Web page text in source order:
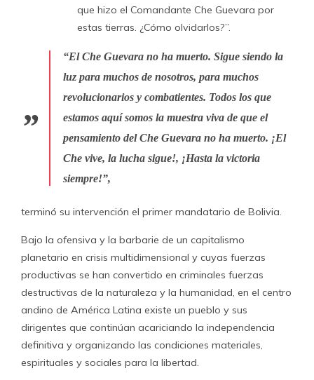
que hizo el Comandante Che Guevara por
estas tierras. ¿Cómo olvidarlos?”.
“El Che Guevara no ha muerto. Sigue siendo la
luz para muchos de nosotros, para muchos
revolucionarios y combatientes. Todos los que
estamos aquí somos la muestra viva de que el
pensamiento del Che Guevara no ha muerto. ¡El
Che vive, la lucha sigue!, ¡Hasta la victoria
siempre!”,
terminó su intervención el primer mandatario de Bolivia.
Bajo la ofensiva y la barbarie de un capitalismo
planetario en crisis multidimensional y cuyas fuerzas
productivas se han convertido en criminales fuerzas
destructivas de la naturaleza y la humanidad, en el centro
andino de América Latina existe un pueblo y sus
dirigentes que continúan acariciando la independencia
definitiva y organizando las condiciones materiales,
espirituales y sociales para la libertad.